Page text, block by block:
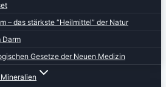
– das stärkste “Heilmittel” der Natur
Darm
Gesetze der Neuen Medizin